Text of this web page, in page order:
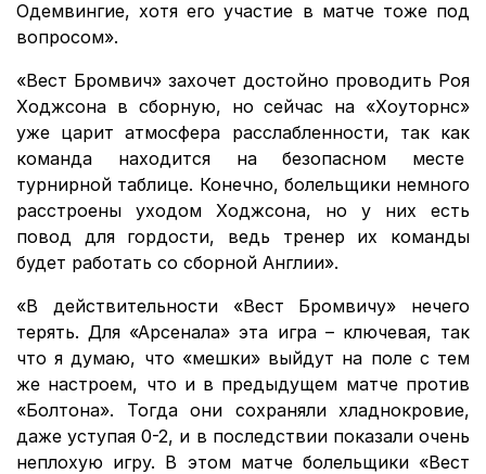
Одемвингие, хотя его участие в матче тоже под
вопросом».
«Вест Бромвич» захочет достойно проводить Роя
Ходжсона в сборную, но сейчас на «Хоуторнс»
уже царит атмосфера расслабленности, так как
команда находится на безопасном месте
турнирной таблице. Конечно, болельщики немного
расстроены уходом Ходжсона, но у них есть
повод для гордости, ведь тренер их команды
будет работать со сборной Англии».
«В действительности «Вест Бромвичу» нечего
терять. Для «Арсенала» эта игра – ключевая, так
что я думаю, что «мешки» выйдут на поле с тем
же настроем, что и в предыдущем матче против
«Болтона». Тогда они сохраняли хладнокровие,
даже уступая 0-2, и в последствии показали очень
неплохую игру. В этом матче болельщики «Вест